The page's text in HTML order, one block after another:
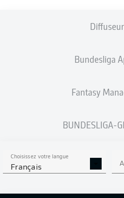
Bundesliga
Fantasy
BUNDESLIGA-
Choisissez votre langue
Français
STATS DE
2026/